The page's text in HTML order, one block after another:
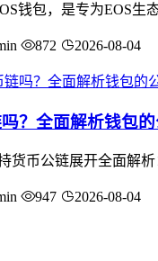
钱包，是专为EOS
872 2026-08-04
？全面解析钱包
货币公链展开全面解
947 2026-08-04